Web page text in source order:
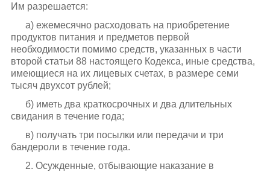
Им разрешается:
а) ежемесячно расходовать на приобретение
продуктов питания и предметов первой
необходимости помимо средств, указанных в части
второй статьи 88 настоящего Кодекса, иные средства,
имеющиеся на их лицевых счетах, в размере семи
тысяч двухсот рублей;
б) иметь два краткосрочных и два длительных
свидания в течение года;
в) получать три посылки или передачи и три
бандероли в течение года.
2. Осужденные, отбывающие наказание в